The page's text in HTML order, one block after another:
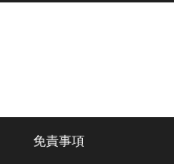
免責事項